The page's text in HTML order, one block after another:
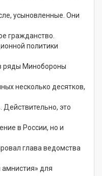
усыновленные. Они
гражданство.
политики
ряды Минобороны
несколько десятков,
это
в России, но и
глава ведомства
для